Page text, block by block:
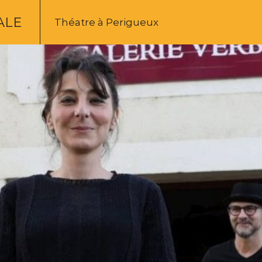
Théatre à Perigueux